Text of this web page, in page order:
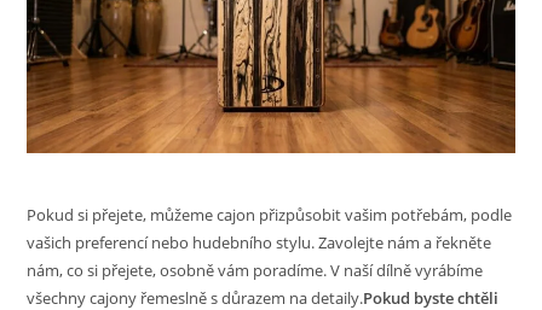
Pokud si přejete, můžeme cajon přizpůsobit vašim potřebám, podle
vašich preferencí nebo hudebního stylu. Zavolejte nám a řekněte
nám, co si přejete, osobně vám poradíme. V naší dílně vyrábíme
všechny cajony řemeslně s důrazem na detaily.Pokud byste chtěli